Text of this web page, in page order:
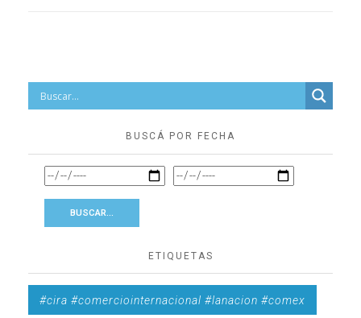
BUSCÁ POR FECHA
ETIQUETAS
#cira #comerciointernacional #lanacion #comex